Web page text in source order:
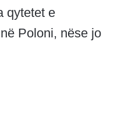
qytetet e
Poloni, nëse jo